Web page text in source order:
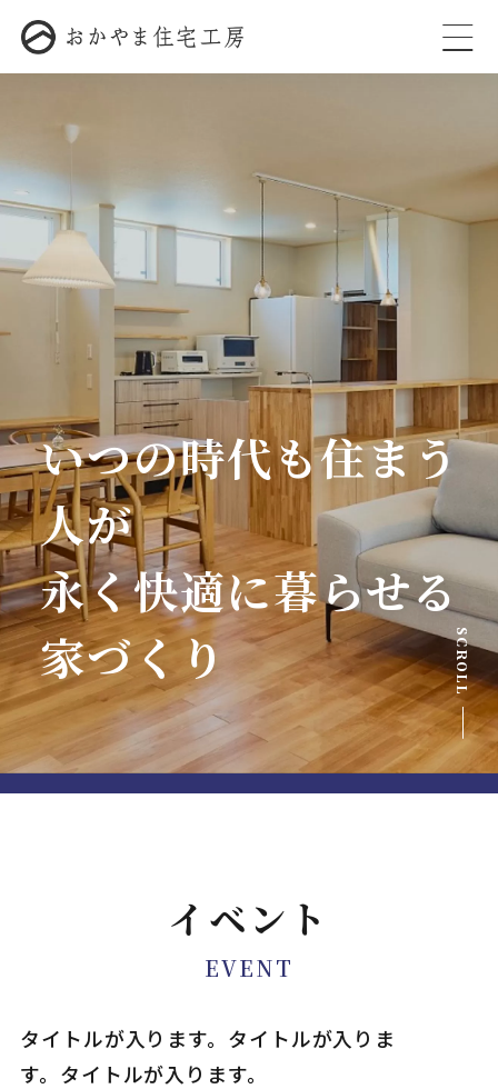
いつの時代も住まう
人が
永く快適に暮らせる
家づくり
SCROLL
イベント
EVENT
NEW
タイトルが入ります。タイトルが入りま
す。タイトルが入ります。